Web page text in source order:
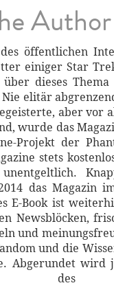
Author
öffentlichen
einiger Star
dieses
elitär
aber vor
wurde das
Projekt der
stets
das Magazin
E-Book ist
Newsblöcken,
und
und die
Abgerundet wird
des